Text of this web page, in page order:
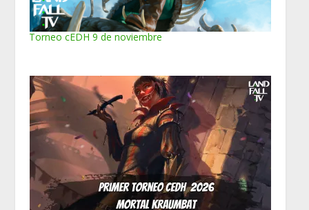
Torneo cEDH 9 de noviembre